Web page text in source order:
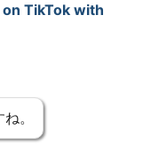
TikTok with
。